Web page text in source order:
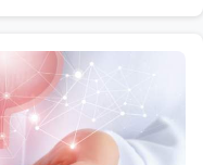
بیماری‌ های
بیماری‌های
سلول‌ها در کلیه‌ها و
به صورت تومورهای